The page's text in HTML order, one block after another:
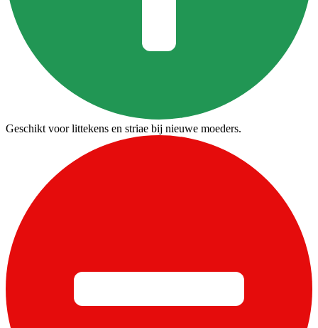
Geschikt voor littekens en striae bij nieuwe moeders.